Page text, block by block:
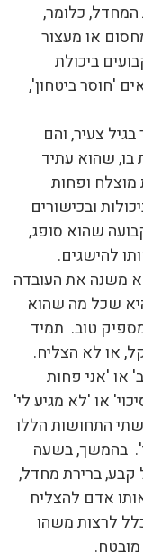
כלומר,
או מעצור
ביכולת
'חוסר ביטחון',
צעיר, והם
שהוא עתיד
ופחות
ובכישורים
שהוא סופג,
להישגים.
משנה את העובדה
שכל מה שהוא
טוב. תמיד
או לא הצליח.
או 'אני פחות
או 'לא מגיע לי'
התחושות הללו
בהמשך, בשעה
קבע, ברירת מחדל,
אדם להצליח
לרצות משהו
מובטח.